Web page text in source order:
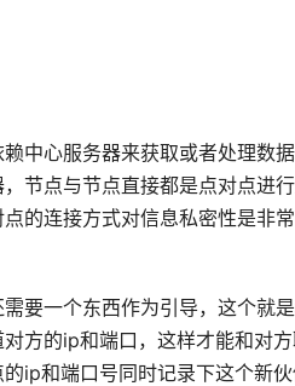
中心服务器来获取或者处理数
节点与节点直接都是点对点进
的连接方式对信息私密性是非常
要一个东西作为引导，这个就
方的ip和端口，这样才能和对方
ip和端口号同时记录下这个新